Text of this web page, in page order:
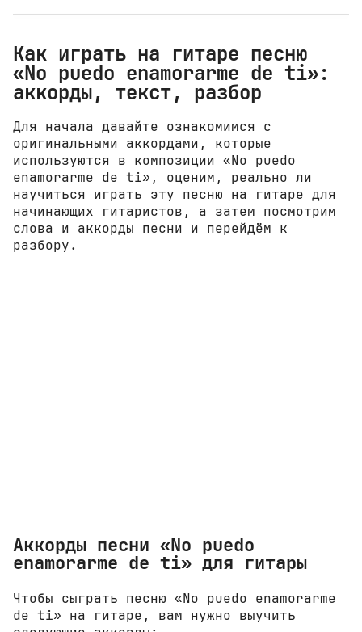
Как играть на гитаре песню
«No puedo enamorarme de ti»:
аккорды, текст, разбор
Для начала давайте ознакомимся с
оригинальными аккордами, которые
используются в композиции «No puedo
enamorarme de ti», оценим, реально ли
научиться играть эту песню на гитаре для
начинающих гитаристов, а затем посмотрим
слова и аккорды песни и перейдём к
разбору.
Аккорды песни «No puedo
enamorarme de ti» для гитары
Чтобы сыграть песню «No puedo enamorarme
de ti» на гитаре, вам нужно выучить